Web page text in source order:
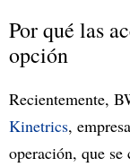
Por qué las
opción
Recientemente,
Kinetrics,
operación, que se